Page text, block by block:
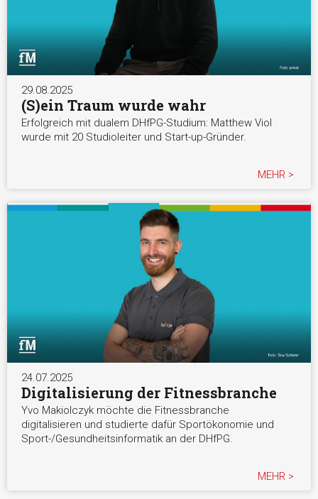
29.08.2025
(S)ein Traum wurde wahr
Erfolgreich mit dualem DHfPG-Studium: Matthew Viol
wurde mit 20 Studioleiter und Start-up-Gründer.
MEHR >
24.07.2025
Digitalisierung der Fitnessbranche
Yvo Makiolczyk möchte die Fitnessbranche
digitalisieren und studierte dafür Sportökonomie und
Sport-/Gesundheitsinformatik an der DHfPG.
MEHR >